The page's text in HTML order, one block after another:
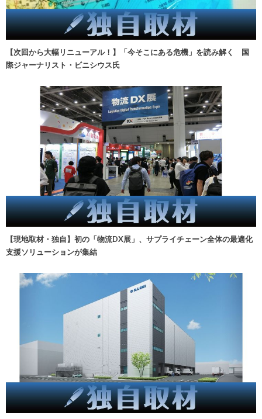
【次回から大幅リニューアル！】「今そこにある危機」を読み解く 国
際ジャーナリスト・ビニシウス氏
【現地取材・独自】初の「物流DX展」、サプライチェーン全体の最適化
支援ソリューションが集結